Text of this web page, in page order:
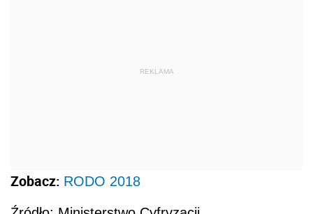
REKLAMA
Zobacz: RODO 2018